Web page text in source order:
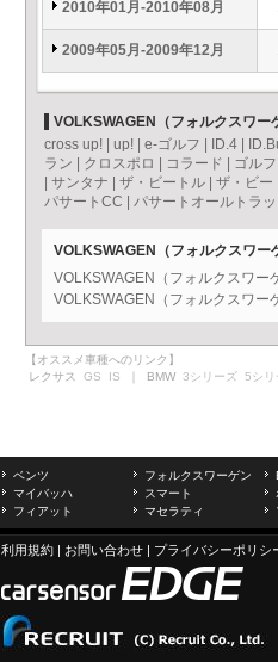
2010年01月-2010年08月
2009年05月-2009年12月
VOLKSWAGEN（フォルクスワー
cross up!
up! e-ゴルフ ID.4
ラン
クロスポロ コラード ゴルフ
サンタナ ザ・ビートル ザ・ビー
パサートCC
パサートオールトラッ
VOLKSWAGEN（フォルクスワー
VOLKSWAGEN（フォルクスワー
VOLKSWAGEN（フォルクスワー
【オススメ車種へのリンク】
レクサス GS IS ｜ BMW 3シリーズ 5シリ
ベンツ フォルクスワーゲン
マイバッハ
スマート
フィアット
マセラティ
利用規約 | お問い合わせ | プライバシーポリシ